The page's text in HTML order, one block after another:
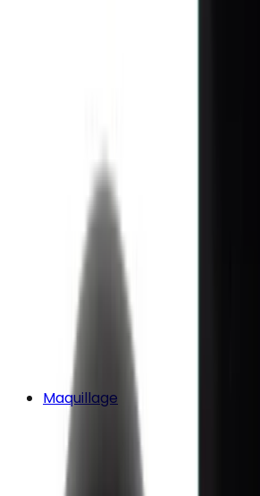
Maquillage